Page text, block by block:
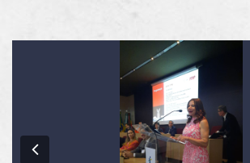
Previous